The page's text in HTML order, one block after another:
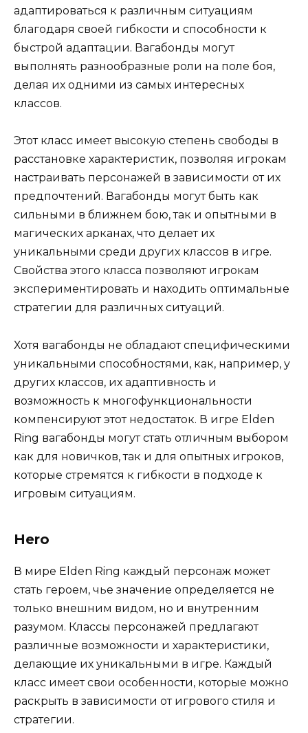
адаптироваться к различным ситуациям
благодаря своей гибкости и способности к
быстрой адаптации. Вагабонды могут
выполнять разнообразные роли на поле боя,
делая их одними из самых интересных
классов.
Этот класс имеет высокую степень свободы в
расстановке характеристик, позволяя игрокам
настраивать персонажей в зависимости от их
предпочтений. Вагабонды могут быть как
сильными в ближнем бою, так и опытными в
магических арканах, что делает их
уникальными среди других классов в игре.
Свойства этого класса позволяют игрокам
экспериментировать и находить оптимальные
стратегии для различных ситуаций.
Хотя вагабонды не обладают специфическими
уникальными способностями, как, например, у
других классов, их адаптивность и
возможность к многофункциональности
компенсируют этот недостаток. В игре Elden
Ring вагабонды могут стать отличным выбором
как для новичков, так и для опытных игроков,
которые стремятся к гибкости в подходе к
игровым ситуациям.
Hero
В мире Elden Ring каждый персонаж может
стать героем, чье значение определяется не
только внешним видом, но и внутренним
разумом. Классы персонажей предлагают
различные возможности и характеристики,
делающие их уникальными в игре. Каждый
класс имеет свои особенности, которые можно
раскрыть в зависимости от игрового стиля и
стратегии.